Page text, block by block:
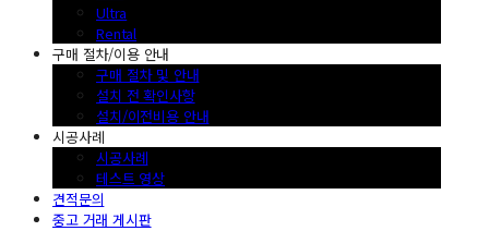
Ultra
Rental
구매 절차/이용 안내
구매 절차 및 안내
설치 전 확인사항
설치/이전비용 안내
시공사례
시공사례
테스트 영상
견적문의
중고 거래 게시판